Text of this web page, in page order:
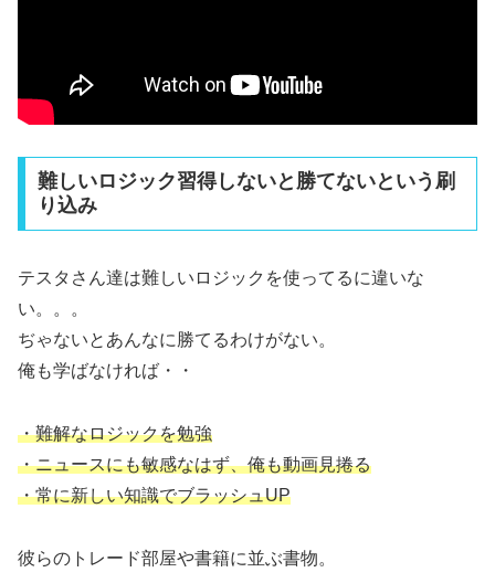
難しいロジック習得しないと勝てないという刷
り込み
テスタさん達は難しいロジックを使ってるに違いな
い。。。
ぢゃないとあんなに勝てるわけがない。
俺も学ばなければ・・
・難解なロジックを勉強
・ニュースにも敏感なはず、俺も動画見捲る
・常に新しい知識でブラッシュUP
彼らのトレード部屋や書籍に並ぶ書物。